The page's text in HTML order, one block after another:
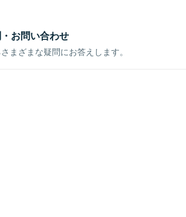
お問い合わせ
まざまな疑問にお答えします。